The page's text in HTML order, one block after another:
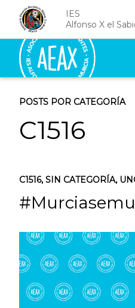
IES
Alfonso X el
POSTS POR CATEGORÍA
C1516
C1516, SIN CATEGORÍA,